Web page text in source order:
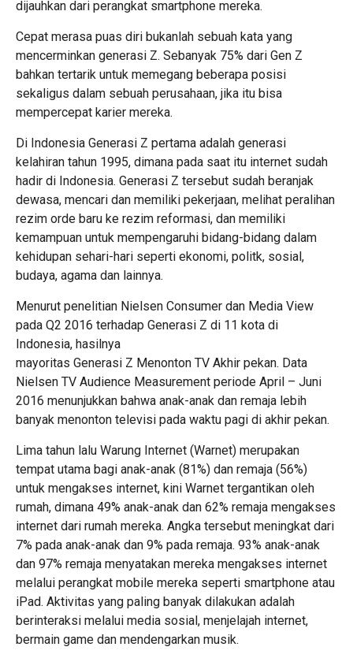
dijauhkan dari perangkat smartphone mereka.
Cepat merasa puas diri bukanlah sebuah kata yang
mencerminkan generasi Z. Sebanyak 75% dari Gen Z
bahkan tertarik untuk memegang beberapa posisi
sekaligus dalam sebuah perusahaan, jika itu bisa
mempercepat karier mereka.
Di Indonesia Generasi Z pertama adalah generasi
kelahiran tahun 1995, dimana pada saat itu internet sudah
hadir di Indonesia. Generasi Z tersebut sudah beranjak
dewasa, mencari dan memiliki pekerjaan, melihat peralihan
rezim orde baru ke rezim reformasi, dan memiliki
kemampuan untuk mempengaruhi bidang-bidang dalam
kehidupan sehari-hari seperti ekonomi, politk, sosial,
budaya, agama dan lainnya.
Menurut penelitian Nielsen Consumer dan Media View
pada Q2 2016 terhadap Generasi Z di 11 kota di
Indonesia, hasilnya
mayoritas Generasi Z Menonton TV Akhir pekan. Data
Nielsen TV Audience Measurement periode April – Juni
2016 menunjukkan bahwa anak-anak dan remaja lebih
banyak menonton televisi pada waktu pagi di akhir pekan.
Lima tahun lalu Warung Internet (Warnet) merupakan
tempat utama bagi anak-anak (81%) dan remaja (56%)
untuk mengakses internet, kini Warnet tergantikan oleh
rumah, dimana 49% anak-anak dan 62% remaja mengakses
internet dari rumah mereka. Angka tersebut meningkat dari
7% pada anak-anak dan 9% pada remaja. 93% anak-anak
dan 97% remaja menyatakan mereka mengakses internet
melalui perangkat mobile mereka seperti smartphone atau
iPad. Aktivitas yang paling banyak dilakukan adalah
berinteraksi melalui media sosial, menjelajah internet,
bermain game dan mendengarkan musik.